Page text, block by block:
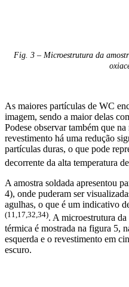
Fig. 3 – Microestrutura da
As maiores partículas de WC
imagem, sendo a maior delas
Podese observar também que
revestimento há uma redução
partículas duras, o que pode
decorrente da alta temperatura
A amostra soldada apresentou
4), onde puderam ser
agulhas, o que é um indicativo
(11,17,32,34). A microestrutura da
térmica é mostrada na figura 5,
esquerda e o revestimento em
escuro.